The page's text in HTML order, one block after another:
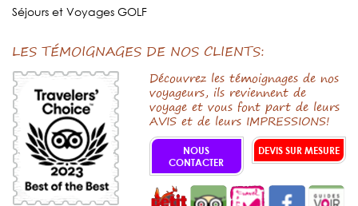
Séjours et Voyages GOLF
LES TÉMOIGNAGES DE NOS CLIENTS:
Découvrez les témoignages de nos
voyageurs, ils reviennent de
voyage et vous font part de leurs
AVIS et de leurs IMPRESSIONS!
NOUS
CONTACTER
DEVIS SUR MESURE